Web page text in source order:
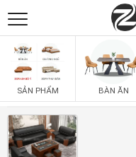
SẢN PHẨM
SOFAS
PHÒNG ĂN
SẢN PHẨM BÀN ĂN